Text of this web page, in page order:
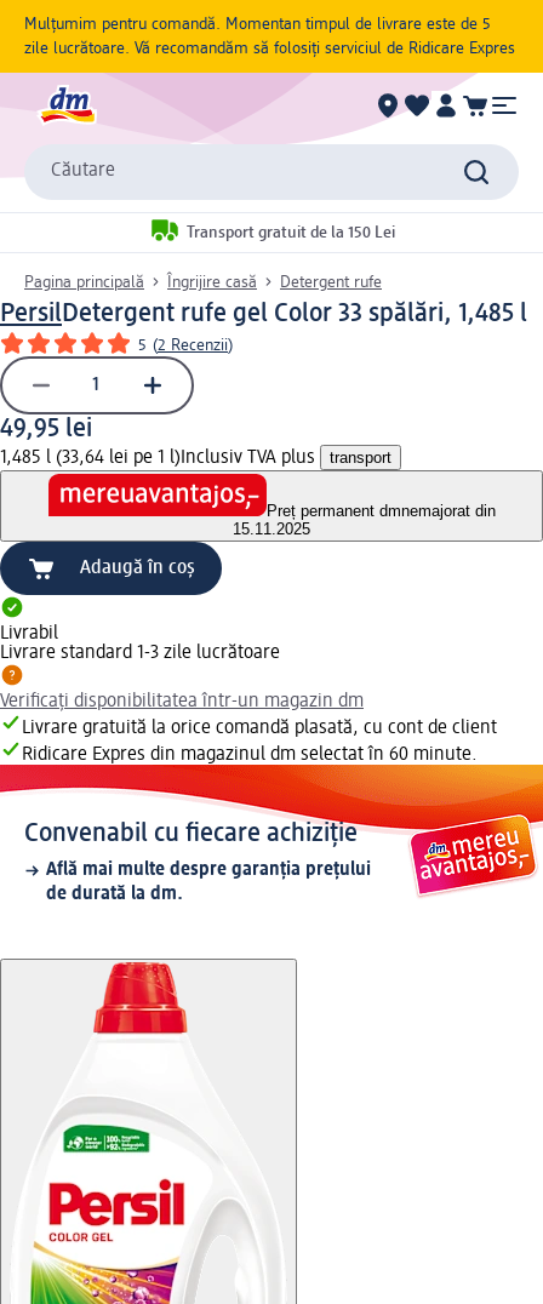
Mulțumim pentru comandă. Momentan timpul de livrare este de 5
zile lucrătoare. Vă recomandăm să folosiți serviciul de Ridicare Expres
Căutare
Transport gratuit de la 150 Lei
Pagina principală Îngrijire casă Detergent rufe
PersilDetergent rufe gel Color 33 spălări, 1,485 l
5 (2 Recenzii)
49,95 lei
1,485 l (33,64 lei pe 1 l) Inclusiv TVA plus transport
Preț permanent dmnemajorat din
15.11.2025
Adaugă în coș
Livrabil
Livrare standard 1-3 zile lucrătoare
Verificați disponibilitatea într-un magazin dm
Livrare gratuită la orice comandă plasată, cu cont de client
Ridicare Expres din magazinul dm selectat în 60 minute.
Convenabil cu fiecare achiziție
Află mai multe despre garanția prețului
de durată la dm.